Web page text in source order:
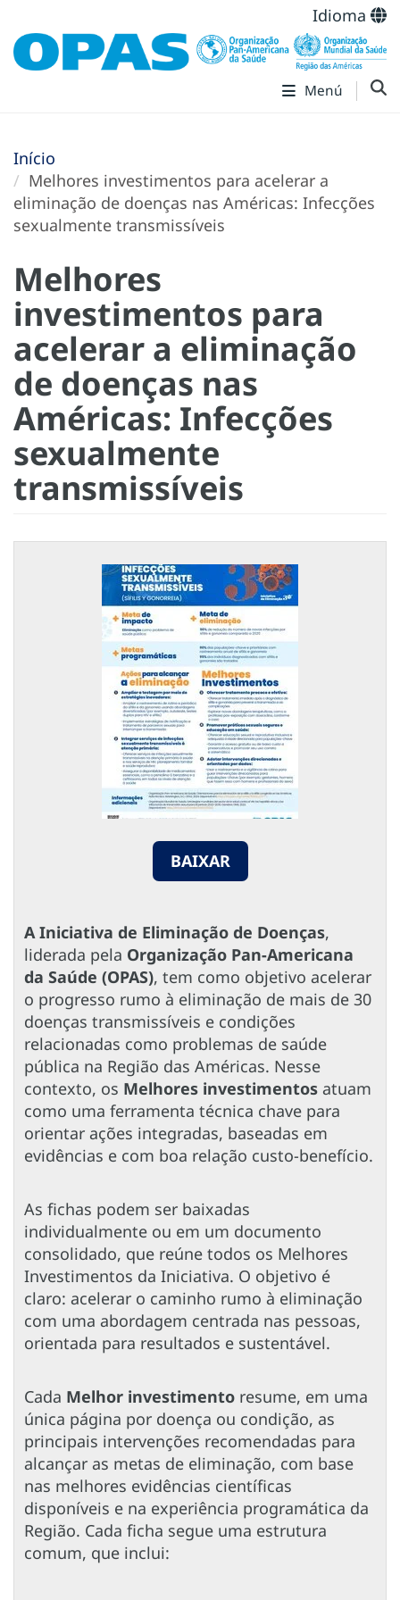
Idioma
Menú
Início
Melhores investimentos para acelerar a
eliminação de doenças nas Américas: Infecções
sexualmente transmissíveis
Melhores
investimentos para
acelerar a eliminação
de doenças nas
Américas: Infecções
sexualmente
transmissíveis
BAIXAR
A Iniciativa de Eliminação de Doenças,
liderada pela Organização Pan-Americana
da Saúde (OPAS), tem como objetivo acelerar
o progresso rumo à eliminação de mais de 30
doenças transmissíveis e condições
relacionadas como problemas de saúde
pública na Região das Américas. Nesse
contexto, os Melhores investimentos atuam
como uma ferramenta técnica chave para
orientar ações integradas, baseadas em
evidências e com boa relação custo-benefício.
As fichas podem ser baixadas
individualmente ou em um documento
consolidado, que reúne todos os Melhores
Investimentos da Iniciativa. O objetivo é
claro: acelerar o caminho rumo à eliminação
com uma abordagem centrada nas pessoas,
orientada para resultados e sustentável.
Cada Melhor investimento resume, em uma
única página por doença ou condição, as
principais intervenções recomendadas para
alcançar as metas de eliminação, com base
nas melhores evidências científicas
disponíveis e na experiência programática da
Região. Cada ficha segue uma estrutura
comum, que inclui: